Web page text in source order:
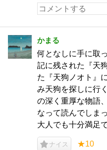
かまる
何となしに手に取
記に残された『天
た『天狗ノオト』
み天狗を探しに行
の深く重厚な物語
なって読んでしま
大人でも十分満
ナイス ★10